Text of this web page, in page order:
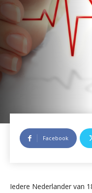
Facebook
Iedere Nederlander van